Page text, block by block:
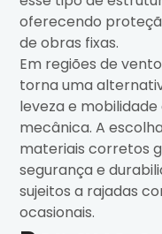
oferecendo
de obras fixas.
Em regiões de
torna uma
leveza e
mecânica. A
materiais corretos
segurança e
sujeitos a rajadas
ocasionais.